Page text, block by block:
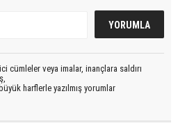
cümleler veya imalar, inançlara saldırı
harflerle yazılmış yorumlar